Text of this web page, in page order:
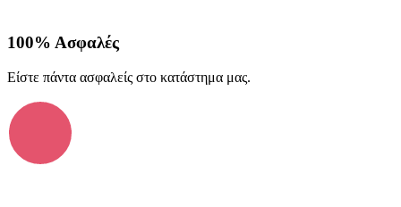
100% Ασφαλές
Είστε πάντα ασφαλείς στο κατάστημα μας.